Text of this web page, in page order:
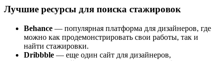
Лучшие ресурсы для поиска стажировок
Behance — популярная платформа для дизайнеров, где
можно как продемонстрировать свои работы, так и
найти стажировки.
Dribbble — еще один сайт для дизайнеров,